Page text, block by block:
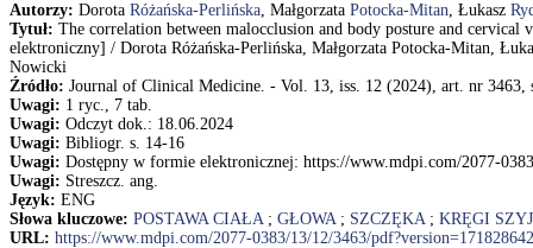
Autorzy: Dorota Różańska-Perlińska, Małgorzata Potocka-Mitan, Łukasz
Tytuł: The correlation between malocclusion and body posture and
elektroniczny] / Dorota Różańska-Perlińska, Małgorzata Potocka-Mitan,
Nowicki
Źródło: Journal of Clinical Medicine. - Vol. 13, iss. 12 (2024), art. nr 3463,
Uwagi: 1 ryc., 7 tab.
Uwagi: Odczyt dok.: 18.06.2024
Uwagi: Bibliogr. s. 14-16
Uwagi: Dostępny w formie elektronicznej: https://www.mdpi.com/2077-
Uwagi: Streszcz. ang.
Język: ENG
Słowa kluczowe: POSTAWA CIAŁA; GŁOWA; SZCZĘKA; KRĘGI
URL: https://www.mdpi.com/2077-0383/13/12/3463/